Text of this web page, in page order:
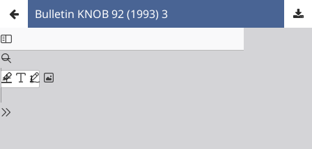
Bulletin KNOB 92 (1993) 3